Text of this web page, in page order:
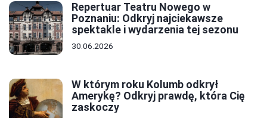
Repertuar Teatru Nowego w
Poznaniu: Odkryj najciekawsze
spektakle i wydarzenia tej sezonu
30.06.2026
W którym roku Kolumb odkrył
Amerykę? Odkryj prawdę, która Cię
zaskoczy